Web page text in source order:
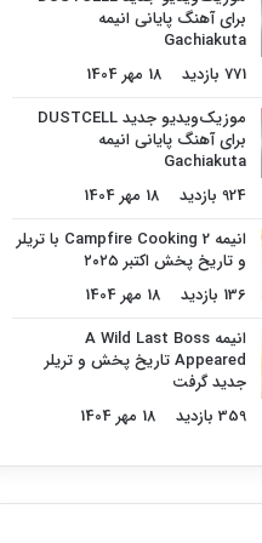
برای آهنگ پایانی انیمه
Gachiakuta
771 بازدید
18 مهر 1404
موزیک‌ویدیو جدید DUSTCELL
برای آهنگ پایانی انیمه
Gachiakuta
924 بازدید
18 مهر 1404
انیمه Campfire Cooking 2 با تریلر
و تاریخ پخش اکتبر ۲۰۲۵
136 بازدید
18 مهر 1404
انیمه A Wild Last Boss
Appeared تاریخ پخش و تریلر
جدید گرفت
359 بازدید
18 مهر 1404